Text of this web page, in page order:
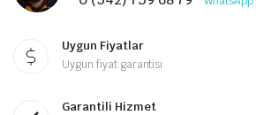
Uygun Fiyatlar
Uygun fiyat garantisi
Garantili Hizmet